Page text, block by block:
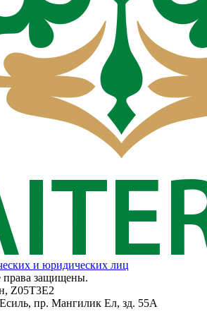
и юридических лиц
права защищены.
Z05T3E2
пр. Мангилик Ел, зд. 55А